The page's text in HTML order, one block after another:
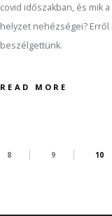
covid időszakban, és mik a
helyzet nehézségei? Erről
beszélgettünk.
READ MORE
8 9 10